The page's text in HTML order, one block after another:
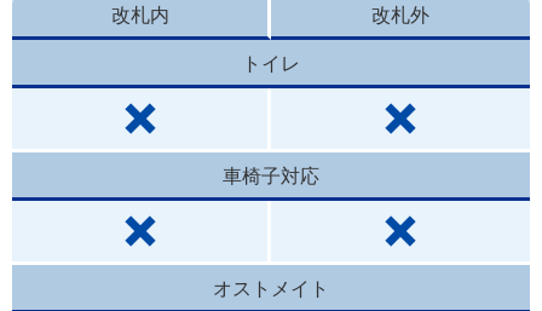
改札内 改札外
トイレ
車椅子対応
オストメイト